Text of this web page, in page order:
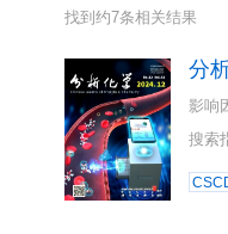
找到约7条相关结果
分
影响
搜索